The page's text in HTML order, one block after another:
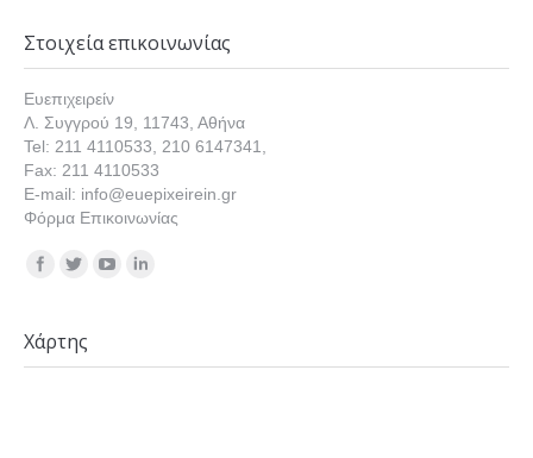
Στοιχεία επικοινωνίας
Ευεπιχειρείν
Λ. Συγγρού 19, 11743, Αθήνα
Tel: 211 4110533, 210 6147341,
Fax: 211 4110533
E-mail: info@euepixeirein.gr
Φόρμα Επικοινωνίας
Find us on:
Χάρτης